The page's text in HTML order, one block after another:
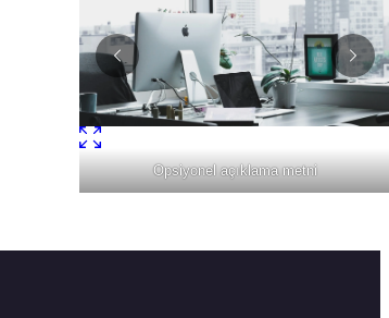
Opsiyonel açıklama metni